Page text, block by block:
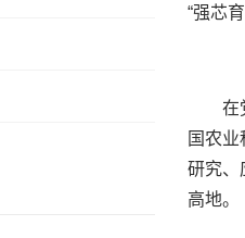
“强芯
在
国农
研究、
高地。